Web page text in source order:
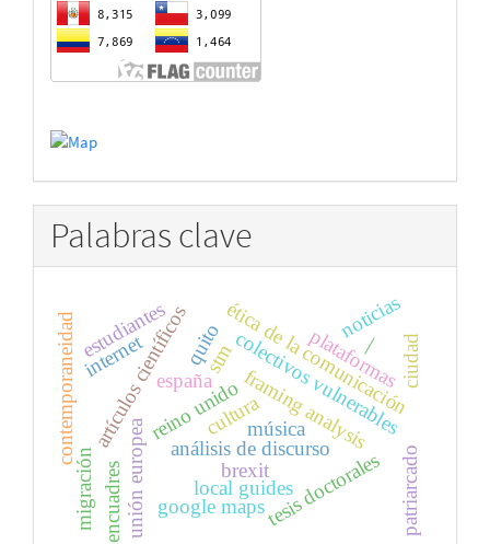
Palabras clave
brexit
reino unidoframing analysis
análisis de discurso
unión europea
colectivos vulnerables
artículos científicos
tesis doctorales
ética de la comunicación
españa plataformas
local guides
google maps
estudiantes noticias
internet
patriarcado
culturamúsica
stm
encuadres
| ciudad
quito
contemporaneidad
migración